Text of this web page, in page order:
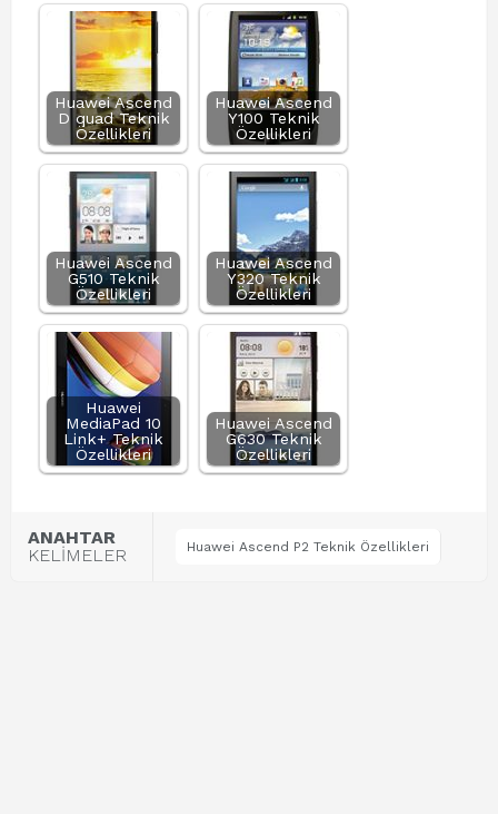
Huawei Ascend
D quad Teknik
Özellikleri
Huawei Ascend
Y100 Teknik
Özellikleri
Huawei Ascend
G510 Teknik
Özellikleri
Huawei Ascend
Y320 Teknik
Özellikleri
Huawei
MediaPad 10
Link+ Teknik
Özellikleri
Huawei Ascend
G630 Teknik
Özellikleri
ANAHTAR
KELİMELER
Huawei Ascend P2 Teknik Özellikleri